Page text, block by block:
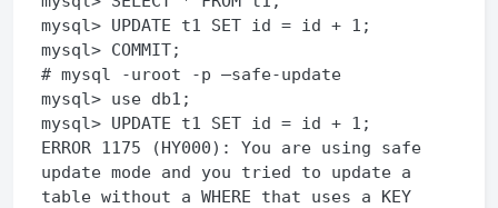
mysql> UPDATE t1 SET id = id + 1;
mysql> COMMIT;
# mysql -uroot -p –safe-update
mysql> use db1;
mysql> UPDATE t1 SET id = id + 1;
ERROR 1175 (HY000): You are using safe
update mode and you tried to update a
table without a WHERE that uses a KEY